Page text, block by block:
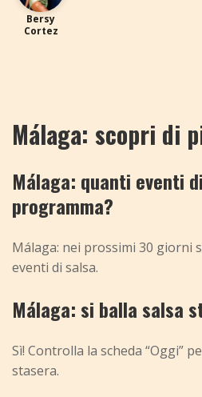
Bersy
Cortez
Málaga: scopri di
Málaga: quanti eventi
programma?
Málaga: nei prossimi 30 giorni
eventi di salsa.
Málaga: si balla salsa
Sì! Controlla la scheda “Oggi”
stasera.